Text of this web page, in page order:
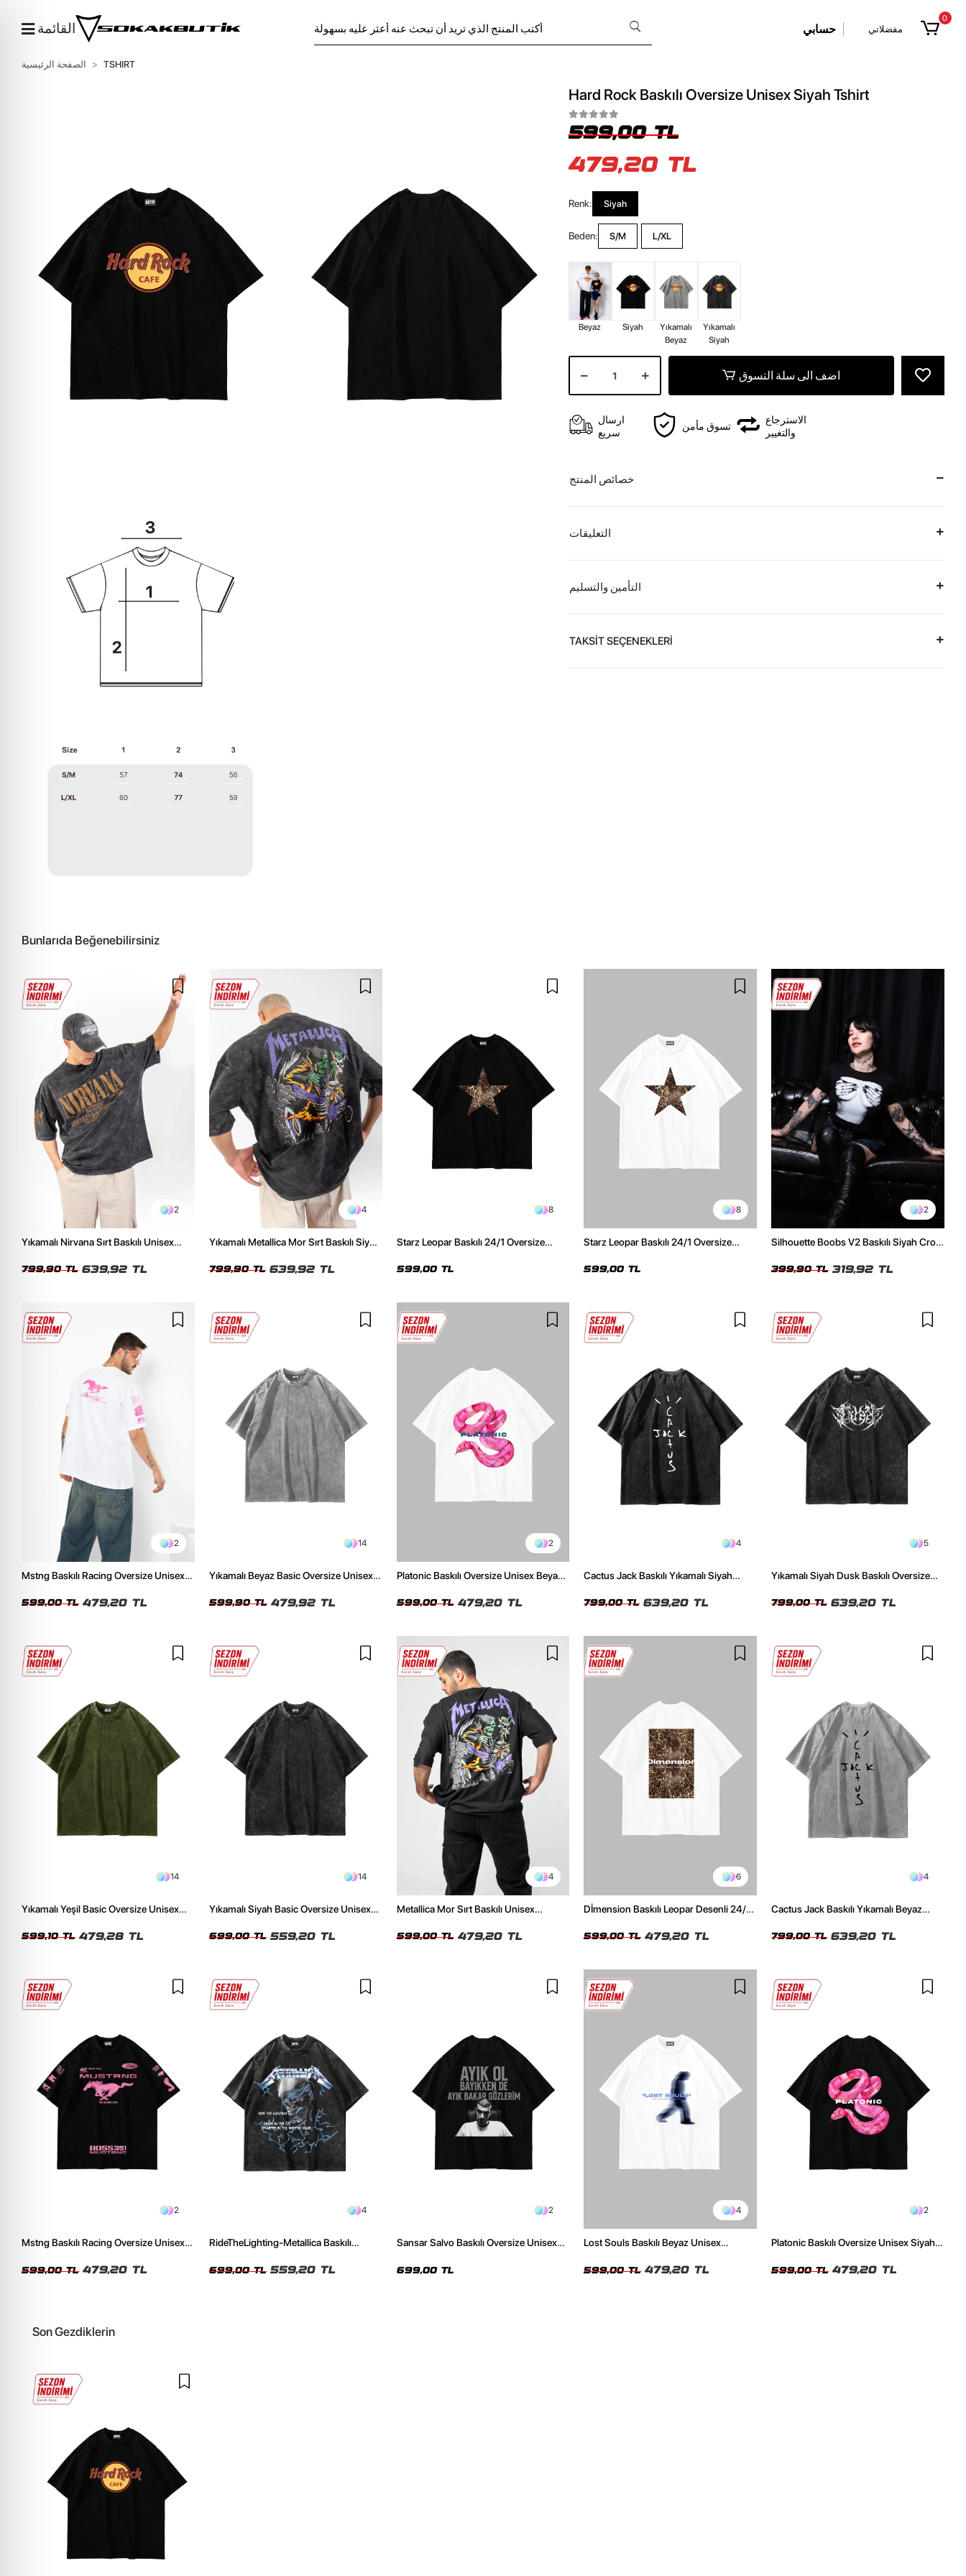
القائمة حسابي مفضلاتي
0
الصفحة الرئيسية TSHIRT
Hard Rock Baskılı Oversize Unisex Siyah Tshirt
599,00 TL
479,20 TL
Renk: Siyah
Beden: S/M L/XL
Beyaz Siyah
Yıkamalı
Beyaz
Yıkamalı
Siyah
اضف الى سلة التسوق
ارسال
سريع
تسوق مأمن
الاسترجاع
والتغيير
خصائص المنتج
التعليقات
التأمين والتسليم
TAKSİT SEÇENEKLERİ
Bunlarıda Beğenebilirsiniz
2
Yıkamalı Nirvana Sırt Baskılı Unisex
799,90 TL 639,92 TL
4
Yıkamalı Metallica Mor Sırt Baskılı Siyah
799,90 TL 639,92 TL
8
Starz Leopar Baskılı 24/1 Oversize
599,00 TL
8
Starz Leopar Baskılı 24/1 Oversize
599,00 TL
2
Silhouette Boobs V2 Baskılı Siyah Crop
399,90 TL 319,92 TL
2
Mstng Baskılı Racing Oversize Unisex
599,00 TL 479,20 TL
14
Yıkamalı Beyaz Basic Oversize Unisex
599,90 TL 479,92 TL
2
Platonic Baskılı Oversize Unisex Beyaz
599,00 TL 479,20 TL
4
Cactus Jack Baskılı Yıkamalı Siyah
799,00 TL 639,20 TL
5
Yıkamalı Siyah Dusk Baskılı Oversize
799,00 TL 639,20 TL
14
Yıkamalı Yeşil Basic Oversize Unisex
599,10 TL 479,28 TL
14
Yıkamalı Siyah Basic Oversize Unisex
699,00 TL 559,20 TL
4
Metallica Mor Sırt Baskılı Unisex
599,00 TL 479,20 TL
6
Dİmension Baskılı Leopar Desenli 24/1
599,00 TL 479,20 TL
4
Cactus Jack Baskılı Yıkamalı Beyaz
799,00 TL 639,20 TL
2
Mstng Baskılı Racing Oversize Unisex
599,00 TL 479,20 TL
4
RideTheLighting-Metallica Baskılı
699,00 TL 559,20 TL
2
Sansar Salvo Baskılı Oversize Unisex
699,00 TL
4
Lost Souls Baskılı Beyaz Unisex
599,00 TL 479,20 TL
2
Platonic Baskılı Oversize Unisex Siyah
599,00 TL 479,20 TL
Son Gezdiklerin